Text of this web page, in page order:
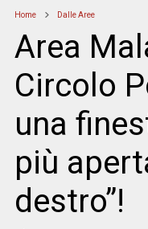
Home Dalle Aree
Area
Circolo
una
più
destro”!